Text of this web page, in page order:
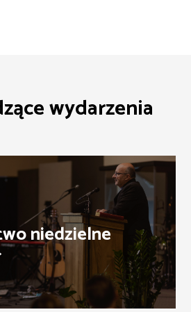
wydarzenia
niedzielne